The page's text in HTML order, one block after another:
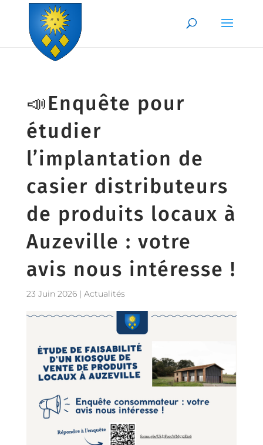
Skip to content
📣Enquête pour
étudier
l’implantation de
casier distributeurs
de produits locaux à
Auzeville : votre
avis nous intéresse !
23 Juin 2026| Actualités